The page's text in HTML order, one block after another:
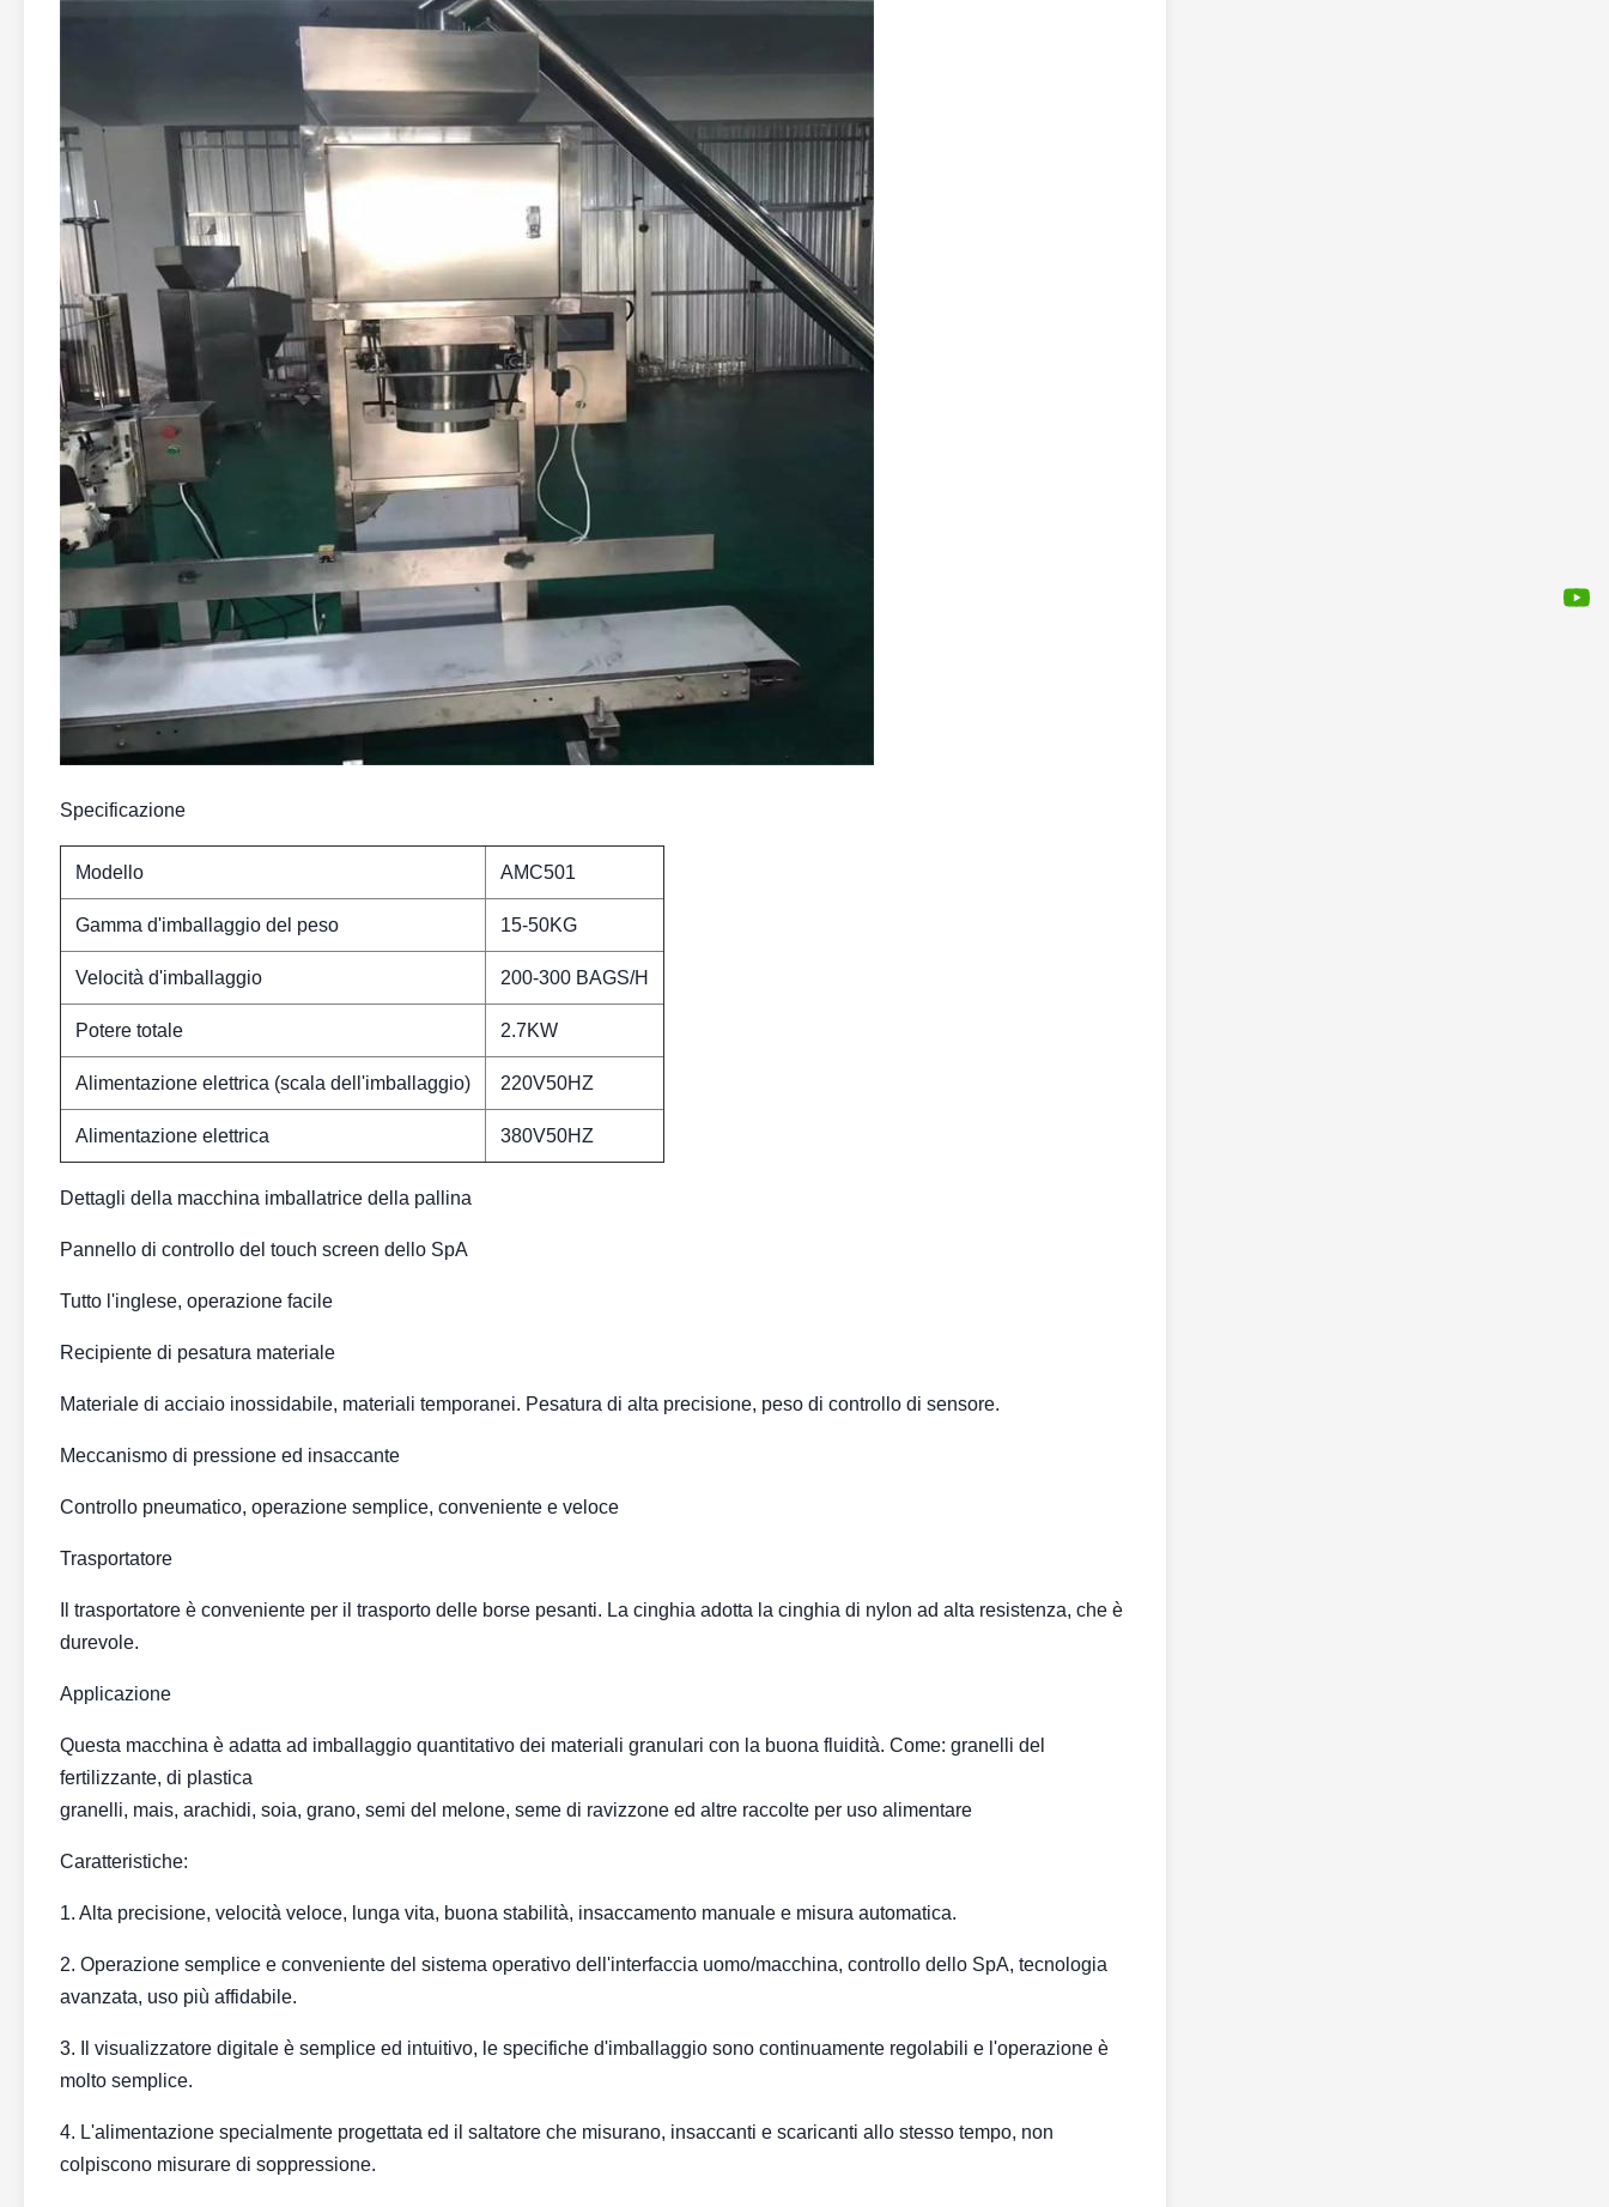
Specificazione
Modello AMC501
Gamma d'imballaggio del peso 15-50KG
Velocità d'imballaggio 200-300 BAGS/H
Potere totale 2.7KW
Alimentazione elettrica (scala dell'imballaggio) 220V50HZ
Alimentazione elettrica 380V50HZ
Dettagli della macchina imballatrice della pallina
Pannello di controllo del touch screen dello SpA
Tutto l'inglese, operazione facile
Recipiente di pesatura materiale
Materiale di acciaio inossidabile, materiali temporanei. Pesatura di alta precisione, peso di controllo di sensore.
Meccanismo di pressione ed insaccante
Controllo pneumatico, operazione semplice, conveniente e veloce
Trasportatore
Il trasportatore è conveniente per il trasporto delle borse pesanti. La cinghia adotta la cinghia di nylon ad alta resistenza, che è
durevole.
Applicazione
Questa macchina è adatta ad imballaggio quantitativo dei materiali granulari con la buona fluidità. Come: granelli del
fertilizzante, di plastica
granelli, mais, arachidi, soia, grano, semi del melone, seme di ravizzone ed altre raccolte per uso alimentare
Caratteristiche:
1. Alta precisione, velocità veloce, lunga vita, buona stabilità, insaccamento manuale e misura automatica.
2. Operazione semplice e conveniente del sistema operativo dell'interfaccia uomo/macchina, controllo dello SpA, tecnologia
avanzata, uso più affidabile.
3. Il visualizzatore digitale è semplice ed intuitivo, le specifiche d'imballaggio sono continuamente regolabili e l'operazione è
molto semplice.
4. L'alimentazione specialmente progettata ed il saltatore che misurano, insaccanti e scaricanti allo stesso tempo, non
colpiscono misurare di soppressione.